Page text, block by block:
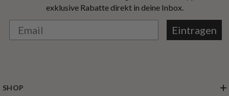
exklusive Rabatte direkt in deine Inbox.
Eintragen
SHOP